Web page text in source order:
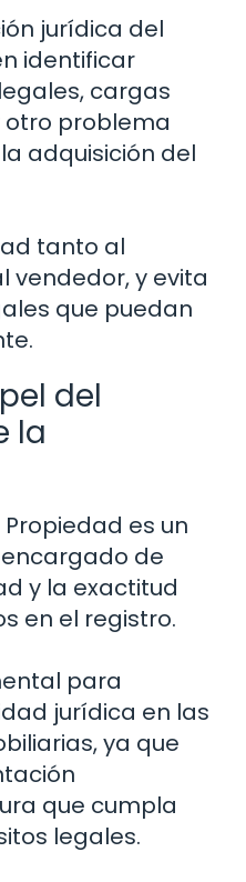
jurídica del
identificar
cargas
otro problema
adquisición del
tanto al
vendedor, y evita
que puedan
del
la
es un
de
y la exactitud
en el registro.
para
jurídica en las
ya que
que cumpla
legales.